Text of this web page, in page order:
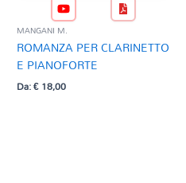
MANGANI M.
ROMANZA PER CLARINETTO
E PIANOFORTE
Da:€18,00